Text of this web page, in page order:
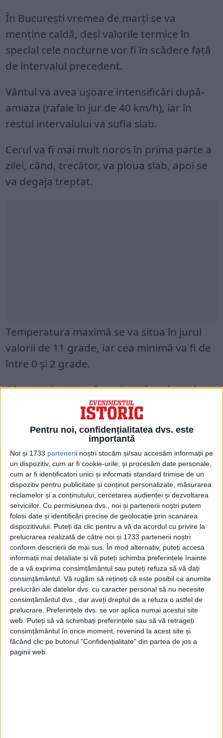
Pentru noi, confidențialitatea dvs. este
importantă
Noi și 1733 partenerii noștri stocăm și/sau accesăm informații pe
un dispozitiv, cum ar fi cookie-urile, și procesăm date personale,
cum ar fi identificatori unici și informații standard trimise de un
dispozitiv pentru publicitate și conținut personalizate, măsurarea
reclamelor și a conținutului, cercetarea audienței și dezvoltarea
serviciilor. Cu permisiunea dvs., noi și partenerii noștri putem
folosi date și identificări precise de geolocație prin scanarea
dispozitivului. Puteți da clic pentru a vă da acordul cu privire la
prelucrarea realizată de către noi și 1733 partenerii noștri
conform descrierii de mai sus. În mod alternativ, puteți accesa
informații mai detaliate și vă puteți schimba preferințele înainte
de a vă exprima consimțământul sau puteți refuza să vă dați
consimțământul. Vă rugăm să rețineți că este posibil ca anumite
prelucrări ale datelor dvs. cu caracter personal să nu necesite
consimțământul dvs., dar aveți dreptul de a refuza o astfel de
prelucrare. Preferințele dvs. se vor aplica numai acestui site
web. Puteți să vă schimbați preferințele sau să vă retrageți
consimțământul în orice moment, revenind la acest site și
făcând clic pe butonul "Confidențialitate" din partea de jos a
paginii web.
În București vremea de marți se va
menţine caldă, deşi valorile termice în
special cele nocturne vor fi în scădere faţă
de intervalul precedent.
Vântul va avea uşoare intensificări dupã-
amiaza (rafale în jur de 40 km/h), iar în
restul intervalului va sufla slab.
Cerul va fi mai mult noros în prima parte a
zilei, când, trecător, va ploua slab, apoi se
va degaja treptat.
Temperatura maximă se va situa în jurul
valorii de 11 grade, iar cea minimă va fi de
între 0 și 2 grade.
Câte grade se vor înregistra în cele mai
mari orașe din România:
Brașov: 8°C
Iași: 7°C
Cluj Napoca: 7°C
Constanța: 12°C
Bacău: 8°C
Timișoara: 7°C
Oradea: 7°C
Sibiu: 7°C
Giurgiu: 11°C